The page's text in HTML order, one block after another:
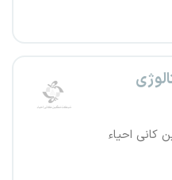
احیاء